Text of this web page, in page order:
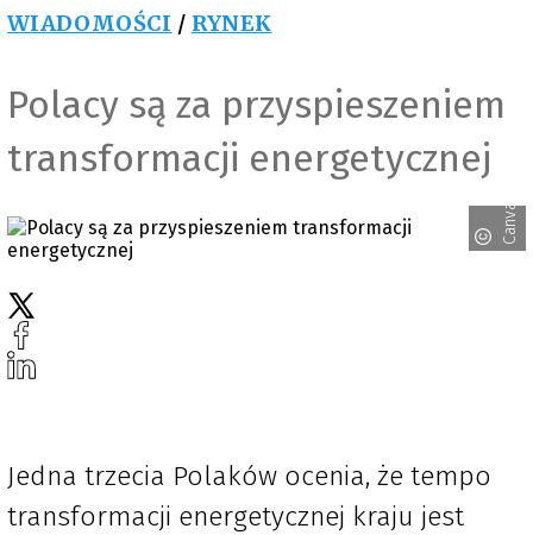
WIADOMOŚCI / RYNEK
Polacy są za przyspieszeniem
transformacji energetycznej
Canva
Jedna trzecia Polaków ocenia, że tempo
transformacji energetycznej kraju jest